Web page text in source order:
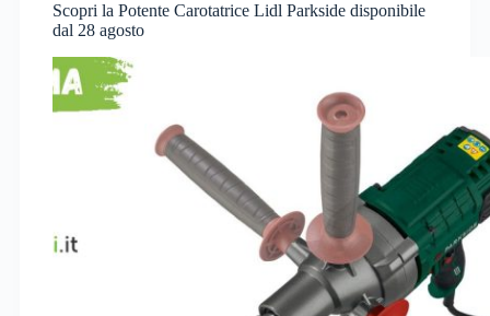
Scopri la Potente Carotatrice Lidl Parkside disponibile
dal 28 agosto